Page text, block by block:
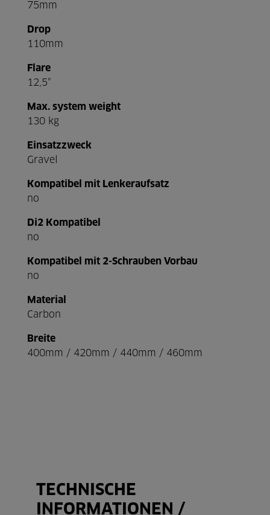
75mm
Drop
110mm
Flare
12,5°
Max. system weight
130 kg
Einsatzzweck
Gravel
Kompatibel mit Lenkeraufsatz
no
Di2 Kompatibel
no
Kompatibel mit 2-Schrauben Vorbau
no
Material
Carbon
Breite
400mm / 420mm / 440mm / 460mm
TECHNISCHE
INFORMATIONEN /